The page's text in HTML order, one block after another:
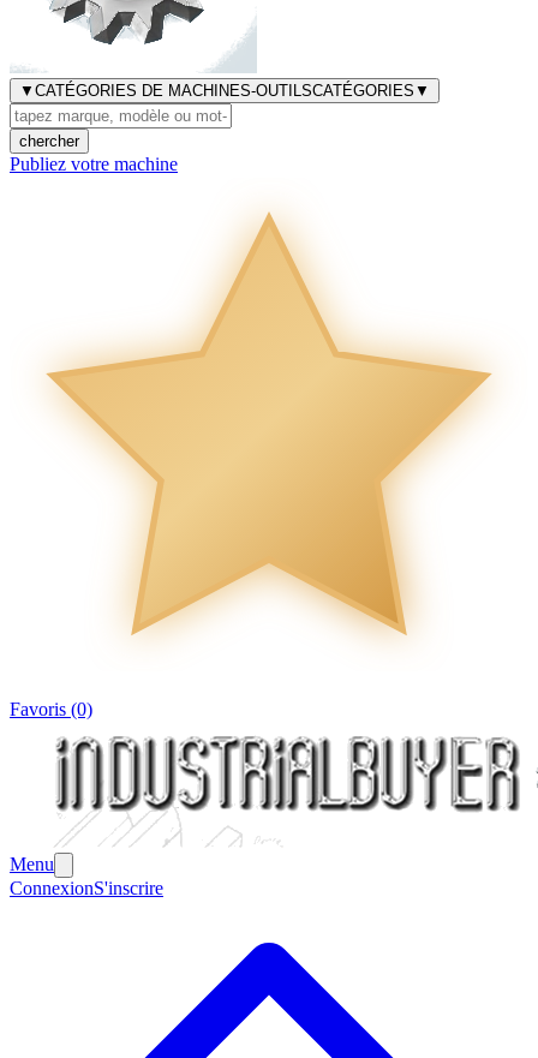
▼ CATÉGORIES DE MACHINES-OUTILSCATÉGORIES ▼
chercher
Publiez votre machine
Favoris (0)
Menu
ConnexionS'inscrire